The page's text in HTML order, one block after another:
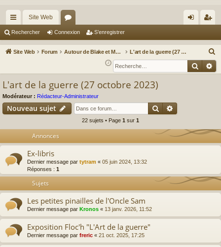
cc
ès
Site Web
or
u ne
xi
nr
eg
Rechercher Connexion S’enregistrer
Site Web Forum Autour de Blake et Mortimer : Le nouveau chapitre / Un autre regard sur Blake et Mortimer L'art de la guerre (27 octobre 2023)
e
c
L'art de la guerre (27 octobre 2023)
Modérateur : Rédacteur-Administrateur
Nouveau sujet Rechercher
22 sujets • Page 1 sur 1
Annonces
Ex-libris
Dernier message par tytram « 05 juin 2024, 13:32
Réponses : 1
Sujets
Les petites pinailles de l'Oncle Sam
Dernier message par Kronos « 13 janv. 2026, 11:52
Exposition Floc'h "L'Art de la guerre"
Dernier message par freric « 21 oct. 2025, 17:25